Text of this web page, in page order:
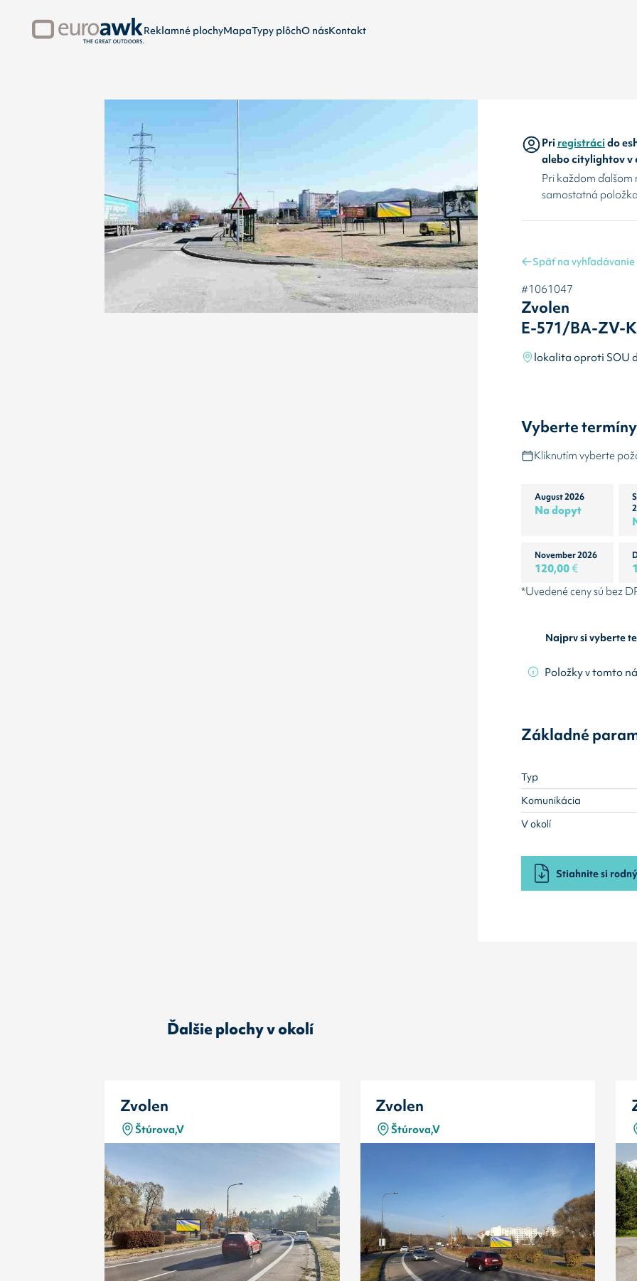
Reklamné plochyMapaTypy plôchO násKontakt
Priregistrácido
alebo citylightov v
Pri každom ďalšom
samostatná
Späť na vyhľadávanie
#1061047
Zvolen
E-571/BA-ZV-
lokalita oproti SOU
Vyberte
Kliknutím vyberte
August 2026
Na dopyt
November 2026
120,00€
*Uvedené ceny sú bez
Najprv si vyberte
Položky v tomto
Základné
Typ
Komunikácia
V okolí
Stiahnite si
Ďalšie plochy v okolí
Zvolen
Štúrova,V
Zvolen
Štúrova,V